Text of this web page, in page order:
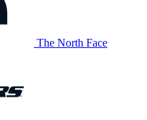
The North Face